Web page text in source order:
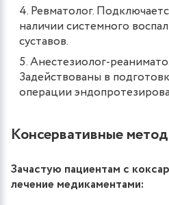
Ревматолог.
наличии системного
суставов.
Анестезиолог-
Задействованы в
операции
Консервативные
Зачастую пациентам с
лечение медикаментами: